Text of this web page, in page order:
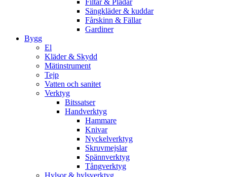
Filtar & Plädar
Sängkläder & kuddar
Fårskinn & Fällar
Gardiner
Bygg
El
Kläder & Skydd
Mätinstrument
Tejp
Vatten och sanitet
Verktyg
Bitssatser
Handverktyg
Hammare
Knivar
Nyckelverktyg
Skruvmejslar
Spännverktyg
Tångverktyg
Hylsor & hylsverktyg